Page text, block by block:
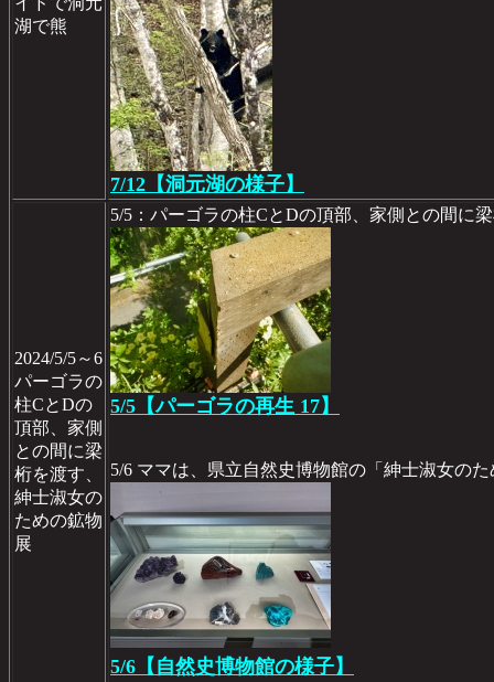
湖で熊
7/12【洞元湖の様子】
2024/5/5～6
パーゴラの
柱CとDの
頂部、家側
との間に梁
桁を渡す、
紳士淑女の
ための鉱物
展
5/5：パーゴラの柱CとDの頂部、家側との間に
5/5【パーゴラの再生 17】
5/6 ママは、県立自然史博物館の「紳士淑女の
5/6【自然史博物館の様子】